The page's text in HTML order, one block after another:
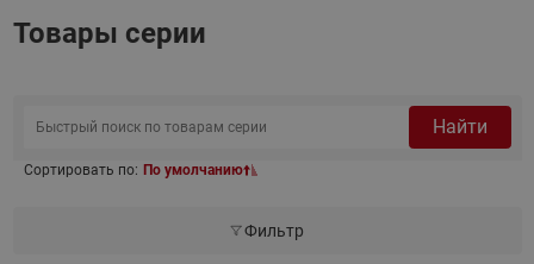
Товары серии
Найти
Сортировать по: По умолчанию
Фильтр